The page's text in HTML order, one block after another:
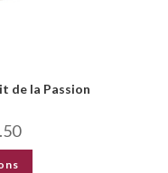
de la Passion